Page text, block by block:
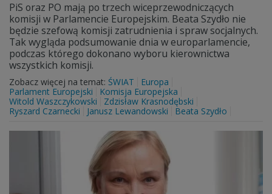
PiS oraz PO mają po trzech wiceprzewodniczących
komisji w Parlamencie Europejskim. Beata Szydło nie
będzie szefową komisji zatrudnienia i spraw socjalnych.
Tak wygląda podsumowanie dnia w europarlamencie,
podczas którego dokonano wyboru kierownictwa
wszystkich komisji.
Zobacz więcej na temat: ŚWIAT
Europa
Parlament Europejski
Komisja Europejska
Witold Waszczykowski
Zdzisław Krasnodębski
Ryszard Czarnecki
Janusz Lewandowski Beata Szydło